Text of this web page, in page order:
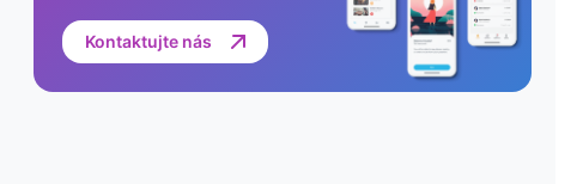
Kontaktujte nás